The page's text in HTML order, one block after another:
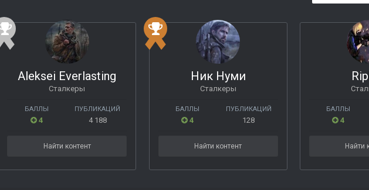
Aleksei Everlasting
Сталкеры
БАЛЛЫ
4
ПУБЛИКАЦИЙ
4 188
Найти контент
Ник Нуми
Сталкеры
БАЛЛЫ
4
ПУБЛИКАЦИЙ
128
Найти контент
БАЛЛЫ
4
Найти